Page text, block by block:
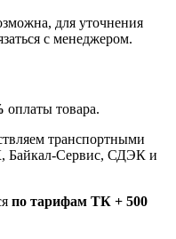
для уточнения
с менеджером.
оплаты товара.
транспортными
Байкал-Сервис, СДЭК и
по тарифам ТК + 500